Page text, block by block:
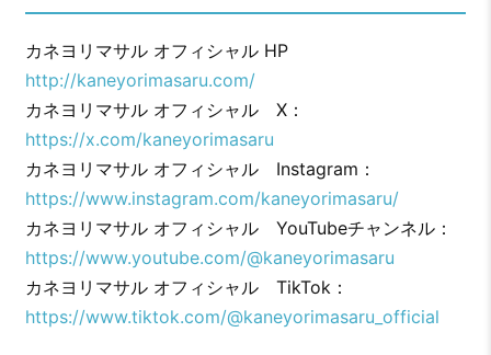
カネヨリマサル オフィシャル HP
http://kaneyorimasaru.com/
カネヨリマサル オフィシャル X：
https://x.com/kaneyorimasaru
カネヨリマサル オフィシャル Instagram：
https://www.instagram.com/kaneyorimasaru/
カネヨリマサル オフィシャル YouTubeチャンネル：
https://www.youtube.com/@kaneyorimasaru
カネヨリマサル オフィシャル TikTok：
https://www.tiktok.com/@kaneyorimasaru_official